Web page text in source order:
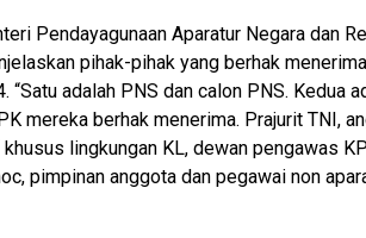
Pendayagunaan Aparatur Negara dan
pihak-pihak yang berhak
“Satu adalah PNS dan calon PNS. Kedua
mereka berhak menerima. Prajurit TNI,
lingkungan KL, dewan pengawas
pimpinan anggota dan pegawai non